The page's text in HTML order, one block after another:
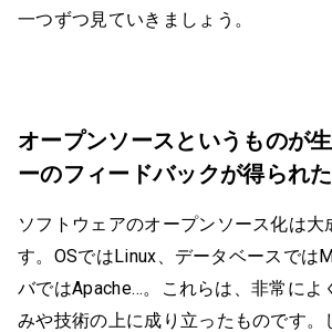
一つずつ見ていきましょう。
オープンソースというものが
ーのフィードバックが得られ
ソフトウェアのオープンソース化は大
す。OSではLinux、データベースでは
バではApache…。これらは、非常によ
みや技術の上に成り立ったものです。